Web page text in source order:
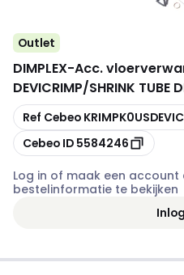
Outlet
DIMPLEX-Acc.
DEVICRIMP/SHRINK TUBE
Kopiëren
Ref Cebeo
Kopiëren
Cebeo ID 5584246
Log in of maak een
bestelinformatie te bekijken